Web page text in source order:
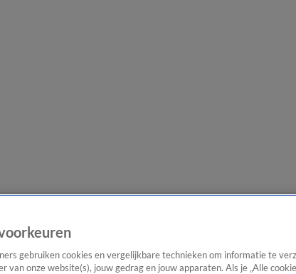
gebruiken cookies en vergelijkbare technieken om informatie te
van onze website(s), jouw gedrag en jouw apparaten. Als je „Alle